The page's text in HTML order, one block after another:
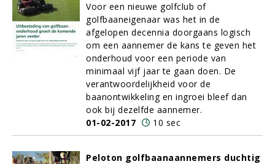
Voor een nieuwe golfclub of
golfbaaneigenaar was het in de
afgelopen decennia doorgaans logisch
om een aannemer de kans te geven het
onderhoud voor een periode van
minimaal vijf jaar te gaan doen. De
verantwoordelijkheid voor de
baanontwikkeling en ingroei bleef dan
ook bij dezelfde aannemer.
01-02-2017
10 sec
Peloton golfbaanaannemers duchtig